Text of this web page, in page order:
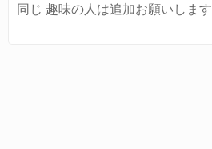
同じ 趣味の人は追加お願いします